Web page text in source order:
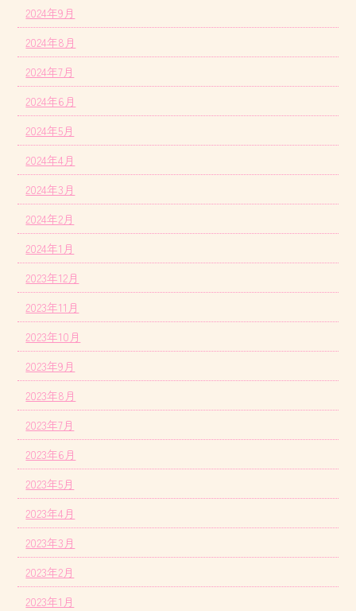
2024年9月
2024年8月
2024年7月
2024年6月
2024年5月
2024年4月
2024年3月
2024年2月
2024年1月
2023年12月
2023年11月
2023年10月
2023年9月
2023年8月
2023年7月
2023年6月
2023年5月
2023年4月
2023年3月
2023年2月
2023年1月